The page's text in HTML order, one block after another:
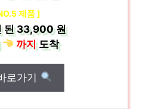
제품 ]
된33,900 원
까지도착
로가기